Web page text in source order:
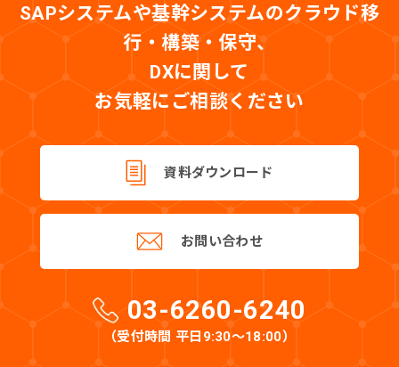
SAPシステムや基幹システムのクラウド移
行・構築・保守、
DXに関して
お気軽にご相談ください
資料ダウンロード
お問い合わせ
03-6260-6240
（受付時間 平日9:30〜18:00）